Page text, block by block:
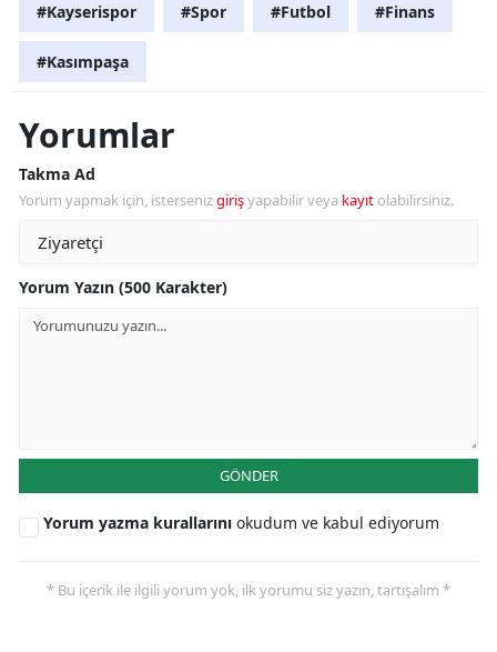
#Kayserispor #Spor #Futbol #Finans
#Kasımpaşa
Yorumlar
Takma Ad
Yorum yapmak için, istersenizgirişyapabilir veya kayıt olabilirsiniz.
Yorum Yazın (500 Karakter)
GÖNDER
Yorum yazma kurallarını okudum ve kabul ediyorum
* Bu içerik ile ilgili yorum yok, ilk yorumu siz yazın, tartışalım *